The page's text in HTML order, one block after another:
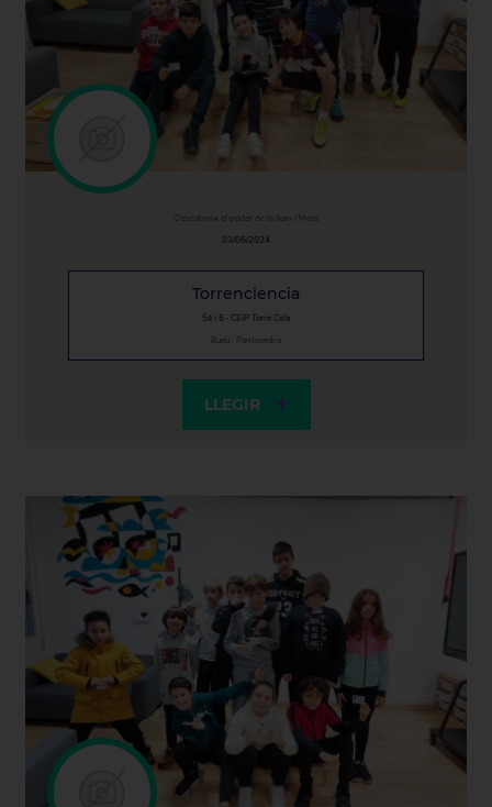
Descobreix el poder de la llum / Meta
03/06/2024
Torrenciencia
5è i 6 · CEIP Torre Cela
Bueu · Pontevedra
LLEGIR